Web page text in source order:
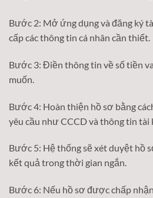
Bước 2: Mở ứng dụng và đăng ký
cấp các thông tin cá nhân cần thiết.
Bước 3: Điền thông tin về số tiền
muốn.
Bước 4: Hoàn thiện hồ sơ bằng
yêu cầu như CCCD và thông tin tài
Bước 5: Hệ thống sẽ xét duyệt hồ
kết quả trong thời gian ngắn.
Bước 6: Nếu hồ sơ được chấp